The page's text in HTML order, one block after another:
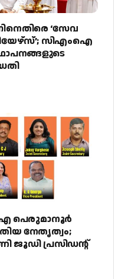
‘സേവ
സിഎംഐ
പെരുമാനൂർ
നേതൃത്വം;
ജൂഡി പ്രസിഡന്റ്